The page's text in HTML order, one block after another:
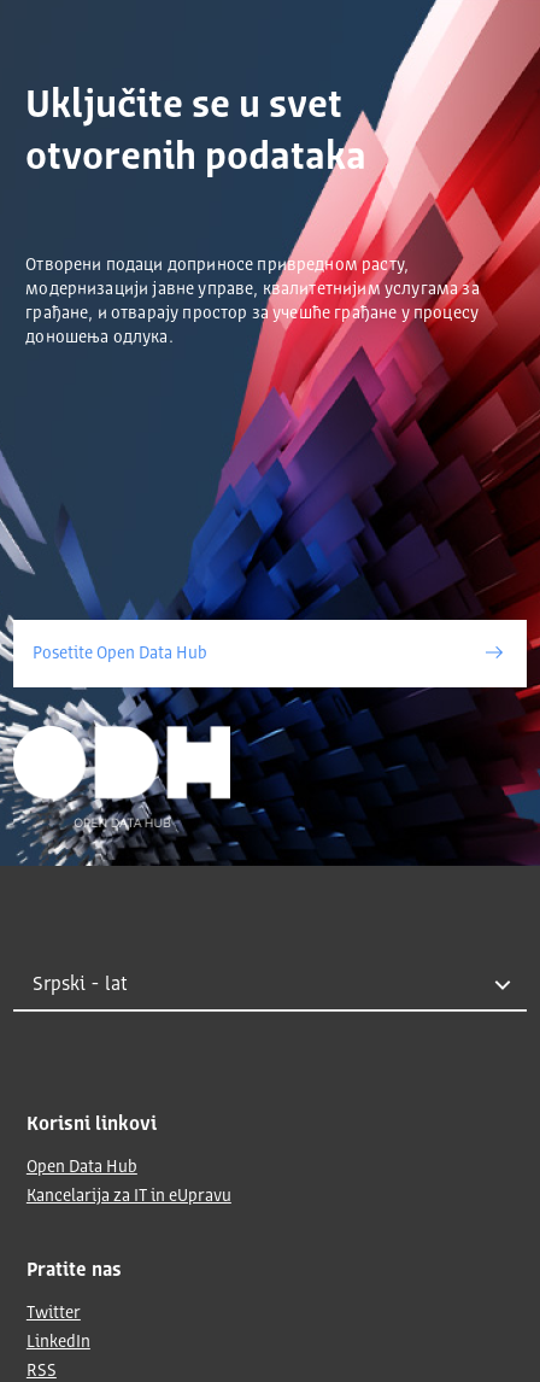
Uključite se u svet
otvorenih podataka
Отворени подаци доприносе привредном расту,
модернизацији јавне управе, квалитетнијим услугама за
грађане, и отварају простор за учешће грађане у процесу
доношења одлука.
Posetite Open Data Hub
Korisni linkovi
Open Data Hub
Kancelarija za IT in eUpravu
Pratite nas
Twitter
LinkedIn
RSS